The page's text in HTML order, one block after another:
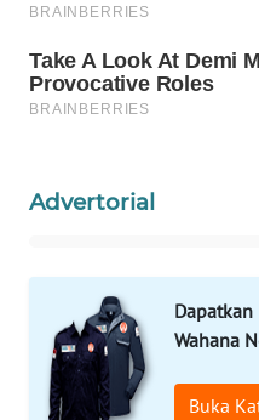
Advertorial
Wahana
Buka
LISTRIK
WALINKI
MAWAKA
ID
MARTABAT